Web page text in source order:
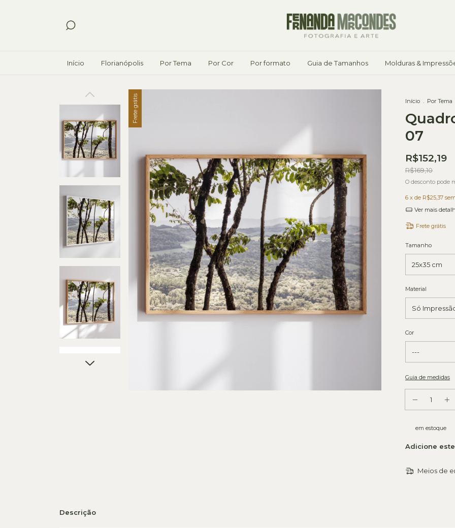
Início Florianópolis Por Tema Por Cor Por formato Guia de Tamanhos Molduras &
Frete grátis Início . Por Tema
07
R$152,19
R$169,10
O desconto pode
6 x de R$25,37
Ver mais
Frete grátis
Tamanho
Material
Cor
Guia de medidas
em estoque
Adicione
Meios de
Descrição